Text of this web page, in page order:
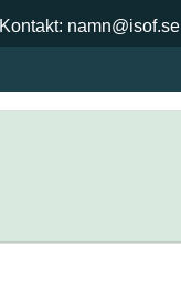
Kontakt: namn@isof.se